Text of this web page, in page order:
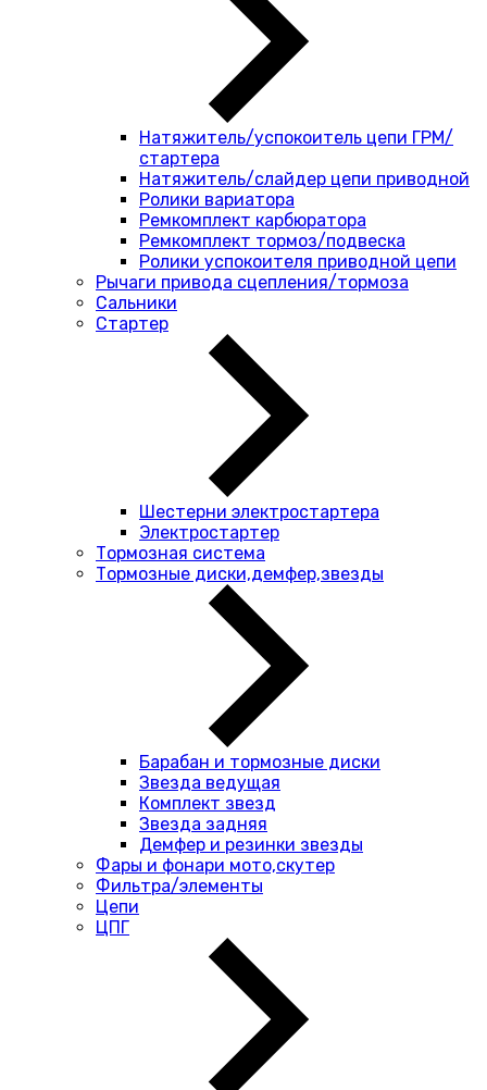
Натяжитель/успокоитель цепи ГРМ/
стартера
Натяжитель/слайдер цепи приводной
Ролики вариатора
Ремкомплект карбюратора
Ремкомплект тормоз/подвеска
Ролики успокоителя приводной цепи
Рычаги привода сцепления/тормоза
Сальники
Стартер
Шестерни электростартера
Электростартер
Тормозная система
Тормозные диски,демфер,звезды
Барабан и тормозные диски
Звезда ведущая
Комплект звезд
Звезда задняя
Демфер и резинки звезды
Фары и фонари мото,скутер
Фильтра/элементы
Цепи
ЦПГ